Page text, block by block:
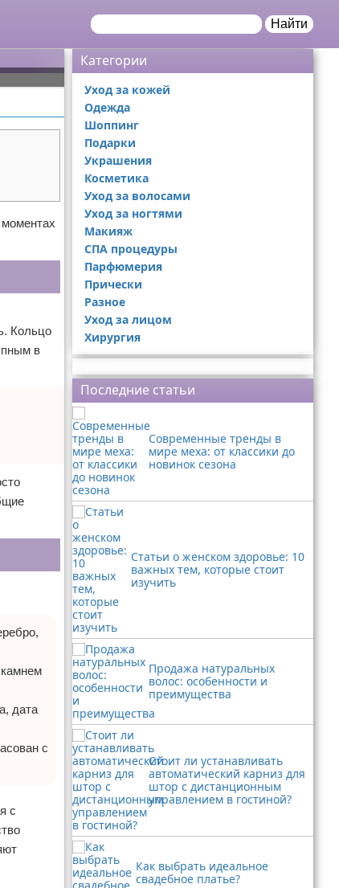
Найти
Кольцо
в
дата
с
с
Категории
Уход за кожей
Одежда
Шоппинг
Подарки
Украшения
Косметика
Уход за волосами
Уход за ногтями
Макияж
СПА процедуры
Парфюмерия
Прически
Разное
Уход за лицом
Хирургия
Последние статьи
Современные тренды в
мире меха: от классики до
новинок сезона
Статьи о женском здоровье: 10
важных тем, которые стоит
изучить
Продажа натуральных
волос: особенности и
преимущества
Стоит ли устанавливать
автоматический карниз для
штор с дистанционным
управлением в гостиной?
Как выбрать идеальное
свадебное платье?